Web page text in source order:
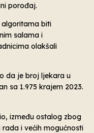
porođaj.
biti
salama i
olakšali
da je broj ljekara u
sa 1.975 krajem 2023.
između ostalog zbog
i većih mogućnosti